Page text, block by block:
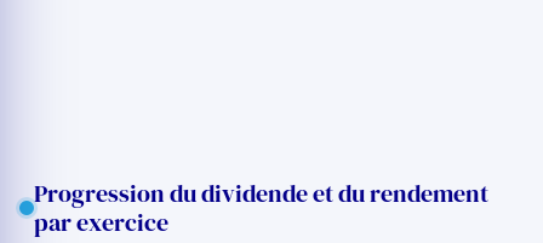
Progression du dividende et du rendement
par exercice